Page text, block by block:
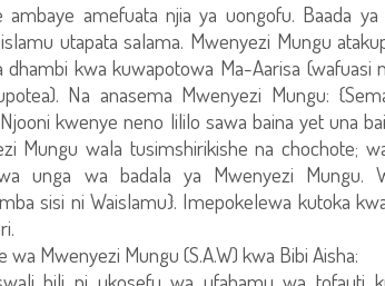
amefuata njia ya uongofu. Baada
utapata salama. Mwenyezi Mungu
dhambi kwa kuwapotowa Ma-Aarisa
Na anasema Mwenyezi Mungu:
kwenye neno lililo sawa baina yet una
Mungu wala tusimshirikishe na chochote;
unga wa badala ya Mwenyezi Mungu.
sisi ni Waislamu}. Imepokelewa kutoka
wa Mwenyezi Mungu (S.A.W) kwa Bibi Aisha: